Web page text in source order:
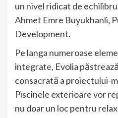
un nivel ridicat de
Ahmet Emre Buyukhanli,
Development.
Pe langa numeroase
integrate, Evolia
consacrată a proiectului-
Piscinele exterioare vor
nu doar un loc pentru